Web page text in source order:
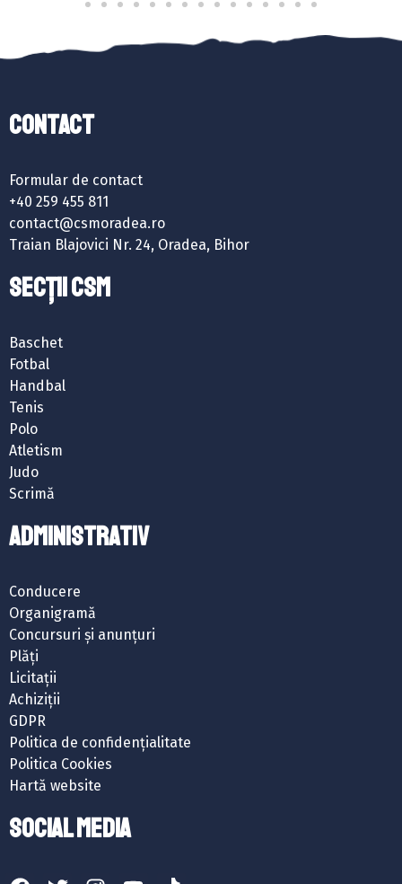
Contact
Formular de contact
+40 259 455 811
contact@csmoradea.ro
Traian Blajovici Nr. 24, Oradea, Bihor
SECȚII CSM
Baschet
Fotbal
Handbal
Tenis
Polo
Atletism
Judo
Scrimă
ADMINISTRATIV
Conducere
Organigramă
Concursuri și anunțuri
Plăți
Licitații
Achiziții
GDPR
Politica de confidențialitate
Politica Cookies
Hartă website
SOCIAL MEDIA